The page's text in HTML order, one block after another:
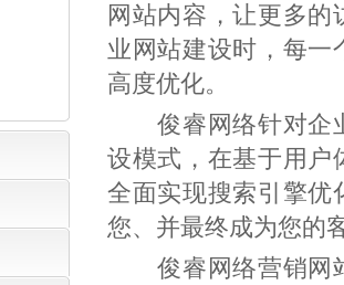
网站内容，让更多
业网站建设时，每一
高度优化。
俊睿网络针对企业
设模式，在基于用户
全面实现搜索引擎优
您、并最终成为您的
俊睿网络营销网站